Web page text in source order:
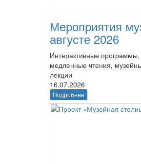
Мероприятия
августе 2026
Интерактивные программы,
медленные чтения,
лекции
16.07.2026
Подробнее